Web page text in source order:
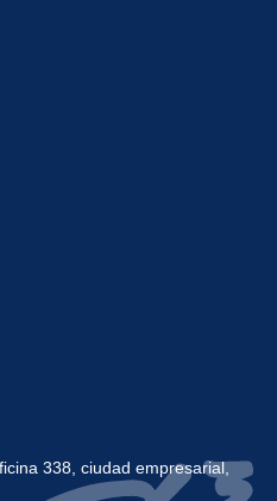
338, ciudad empresarial,